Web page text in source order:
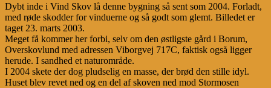
Dybt inde i Vind Skov lå denne bygning så sent som 2004. Forladt,
med røde skodder for vinduerne og så godt som glemt. Billedet er
taget 23. marts 2003.
Meget få kommer her forbi, selv om den østligste gård i Borum,
Overskovlund med adressen Viborgvej 717C, faktisk også ligger
herude. I sandhed et naturområde.
I 2004 skete der dog pludselig en masse, der brød den stille idyl.
Huset blev revet ned og en del af skoven ned mod Stormosen